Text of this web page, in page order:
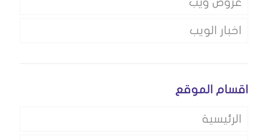
اخبار الويب
اقسام الموقع
الرئيسية